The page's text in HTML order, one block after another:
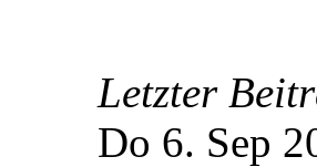
Letzter
Do 6. Sep